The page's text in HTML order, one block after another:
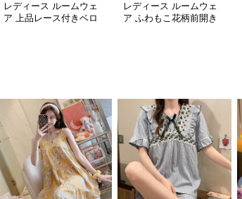
レディース ルームウェ
ア 上品レース付きベロ
レディース ルームウェ
ア ふわもこ花柄前開き